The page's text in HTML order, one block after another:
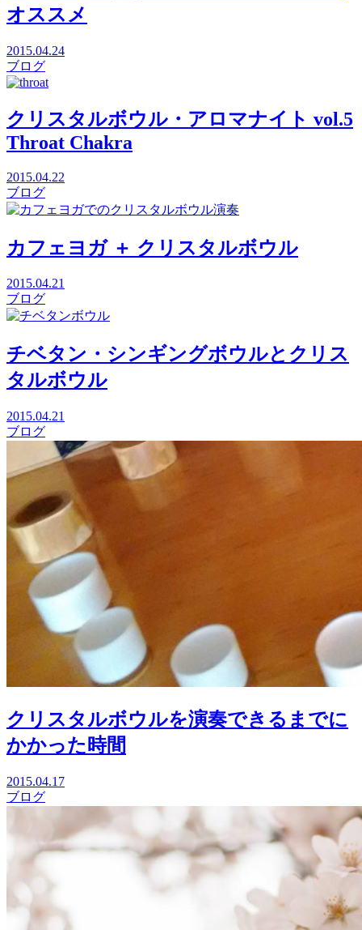
オススメ
2015.04.24
ブログ
クリスタルボウル・アロマナイト vol.5
Throat Chakra
2015.04.22
ブログ
カフェヨガ ＋ クリスタルボウル
2015.04.21
ブログ
チベタン・シンギングボウルとクリス
タルボウル
2015.04.21
ブログ
クリスタルボウルを演奏できるまでに
かかった時間
2015.04.17
ブログ